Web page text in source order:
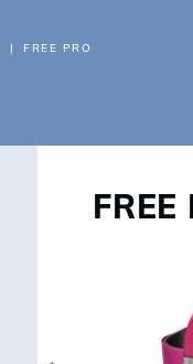
HVOR DU KAN
VÅRE
FREE PRO
FREE